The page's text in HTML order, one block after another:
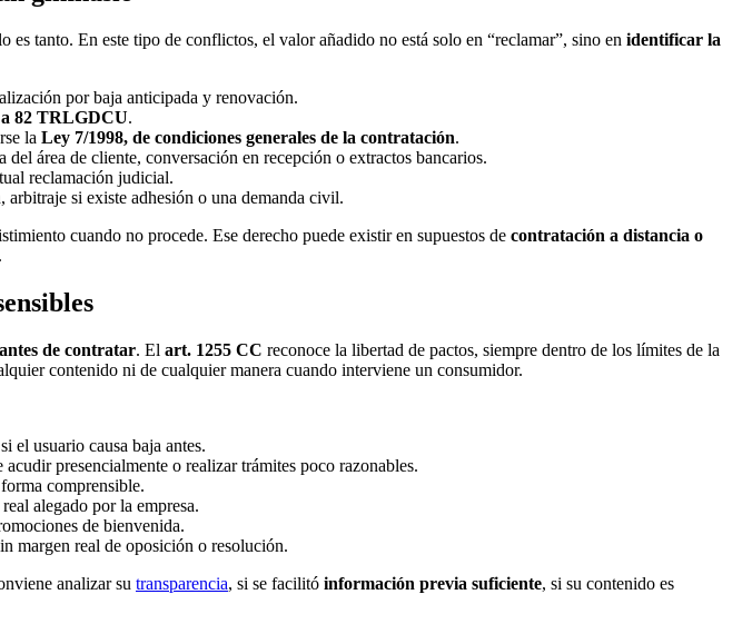
es tanto. En este tipo de conflictos, el valor añadido no está solo en “reclamar”, sino en identificar la
por baja anticipada y renovación.
82 TRLGDCU.
la Ley 7/1998, de condiciones generales de la contratación.
área de cliente, conversación en recepción o extractos bancarios.
reclamación judicial.
si existe adhesión o una demanda civil.
cuando no procede. Ese derecho puede existir en supuestos de contratación a distancia o
de contratar. El art. 1255 CC reconoce la libertad de pactos, siempre dentro de los límites de la
contenido ni de cualquier manera cuando interviene un consumidor.
el usuario causa baja antes.
presencialmente o realizar trámites poco razonables.
comprensible.
alegado por la empresa.
de bienvenida.
margen real de oposición o resolución.
analizar su transparencia, si se facilitó información previa suficiente, si su contenido es